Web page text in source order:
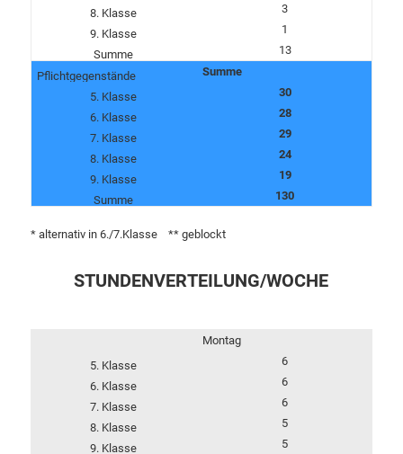
3
1
13
Summe
30
28
29
24
19
130
* alternativ in 6./7.Klasse ** geblockt
STUNDENVERTEILUNG/WOCHE
Montag
6
6
6
5
5